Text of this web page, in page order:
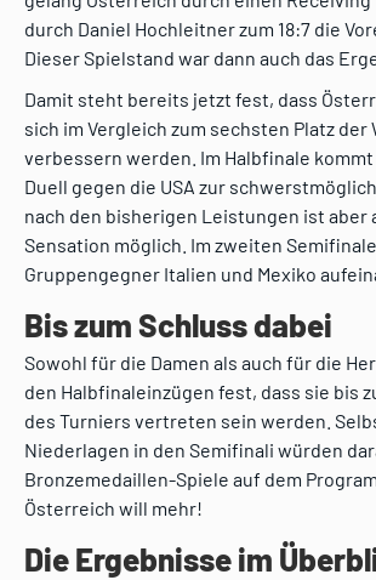
durch Daniel Hochleitner zum 18:7 die
Dieser Spielstand war dann auch das
Damit steht bereits jetzt fest, dass
sich im Vergleich zum sechsten Platz der
verbessern werden. Im Halbfinale
Duell gegen die USA zur
nach den bisherigen Leistungen ist aber
Sensation möglich. Im zweiten
Gruppengegner Italien und Mexiko
Bis zum Schluss dabei
Sowohl für die Damen als auch für die
den Halbfinaleinzügen fest, dass sie bis
des Turniers vertreten sein werden.
Niederlagen in den Semifinali würden
Bronzemedaillen-Spiele auf dem
Österreich will mehr!
Die Ergebnisse im